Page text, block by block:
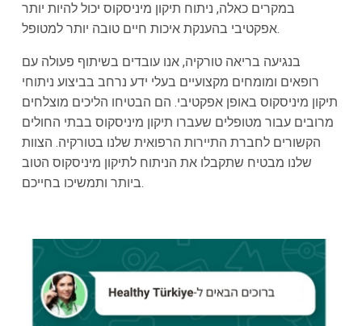
במקרים כאלה, ניתוח תיקון מיניסקוס יכול להיות יותר
אפקטיבי בהענקת איכות חיים טובה יותר למטופל.
בנגיעה בריאה טורקיה, אנו עובדים בשיתוף פעולה עם
רופאים ומומחים מקצועיים בעלי ידע נרחב בביצוע ניתוחי
תיקון מיניסקוס באופן אפקטיבי. הם הבטיחו הליכים מוצלחים
מרובים עבור מטופלים שעברו תיקון מיניסקוס בבתי החולים
הקשורים לחברת התיירות הרפואית שלנו בטורקיה. הצוות
שלנו מבטיח שתקבלו את הניתוח לתיקון מיניסקוס הטוב
ביותר ותמשיכו בחייכם.